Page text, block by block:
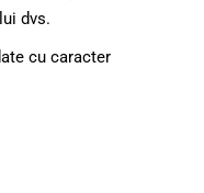
dvs.
cu caracter